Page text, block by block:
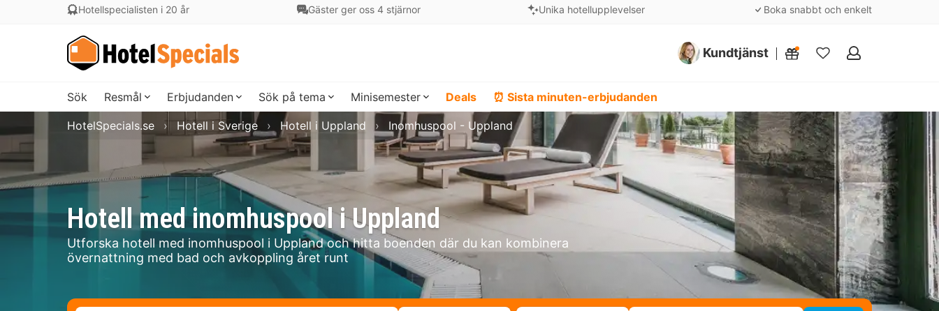
Hotellspecialisten i 20 år Gäster ger oss 4 stjärnor Unika hotellupplevelser Boka snabbt och enkelt
Kundtjänst
Mina
Sök Resmål Erbjudanden Sök på tema Minisemester Deals ⏰ Sista minuten-erbjudanden
Hotell med inomhuspool i Uppland
Utforska hotell med inomhuspool i Uppland och hitta boenden där du kan kombinera
övernattning med bad och avkoppling året runt
HotelSpecials.se Hotell i Sverige Hotell i Uppland Inomhuspool - Uppland